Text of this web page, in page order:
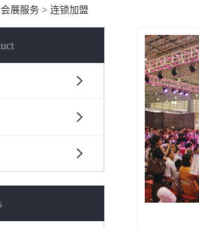
会展服务 > 连锁加盟